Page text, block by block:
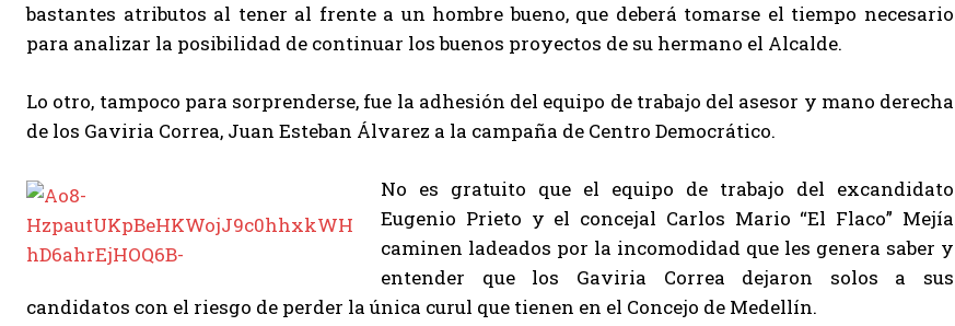
bastantes atributos al tener al frente a un hombre bueno, que deberá tomarse el tiempo necesario
para analizar la posibilidad de continuar los buenos proyectos de su hermano el Alcalde.
Lo otro, tampoco para sorprenderse, fue la adhesión del equipo de trabajo del asesor y mano derecha
de los Gaviria Correa, Juan Esteban Álvarez a la campaña de Centro Democrático.
No es gratuito que el equipo de trabajo del excandidato
Eugenio Prieto y el concejal Carlos Mario “El Flaco” Mejía
caminen ladeados por la incomodidad que les genera saber y
entender que los Gaviria Correa dejaron solos a sus
candidatos con el riesgo de perder la única curul que tienen en el Concejo de Medellín.